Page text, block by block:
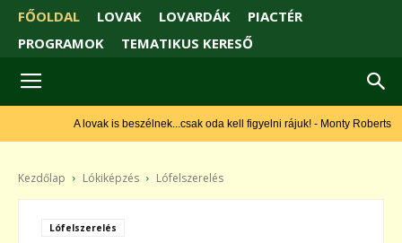
FŐOLDAL LOVAK LOVARDÁK
PIACTÉR
PROGRAMOK
TEMATIKUS KERESŐ
A lovak is beszélnek...csak oda kell figyelni rájuk! - Monty Roberts
Kezdőlap Lókiképzés Lófelszerelés
Lófelszerelés